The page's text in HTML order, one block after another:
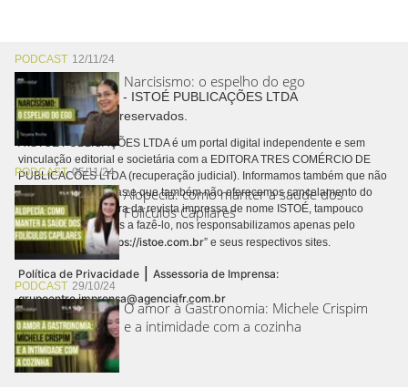
PODCAST 12/11/24
Narcisismo: o espelho do ego
PODCAST05/11/24
Alopecia: como manter a saúde dos
Folículos Capilares
PODCAST 29/10/24
O amor à Gastronomia: Michele Crispim
e a intimidade com a cozinha
Copyright © 2026 - ISTOÉ PUBLICAÇÕES LTDA
Todos os direitos reservados.
A ISTOÉ PUBLICAÇÕES LTDA é um portal digital independente e sem
vinculação editorial e societária com a EDITORA TRES COMÉRCIO DE
PUBLICACÕES LTDA (recuperação judicial). Informamos também que não
realizamos cobranças e que também não oferecemos cancelamento do
contrato de assinatura da revista impressa de nome ISTOÉ, tampouco
autorizamos terceiros a fazê-lo, nos responsabilizamos apenas pelo
conteúdo digital “https://istoe.com.br” e seus respectivos sites.
Política de Privacidade | Assessoria de Imprensa:
grupoentre.imprensa@agenciafr.com.br